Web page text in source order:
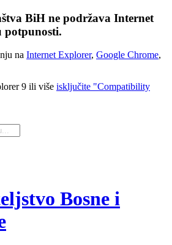
BiH ne podržava Internet
potpunosti.
na Internet Explorer, Google Chrome,
9 ili više isključite "Compatibility
Bosne i